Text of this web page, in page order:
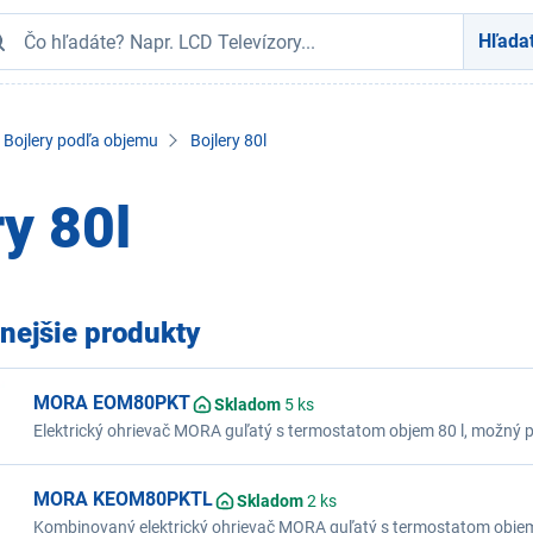
Bojlery podľa objemu Bojlery 80l
80l
produkty
MORA EOM80PKT Skladom 5 ks
Elektrický ohrievač MORA guľatý s termostatom objem 80 l, možný
nastavenia až do 65°C, hospodárne nastavenie 55°C, ochrana
vykurovacieho telesa, bimetalový teplomer ukazovateľa teploty
Prevádzkový tlak 6 až 9 barov. Špeciálny smalt, horčíková anóda.
siete G 1/2.
MORA KEOM80PKTL Skladom2 ks
Kombinovaný elektrický ohrievač MORA guľatý s termostatom